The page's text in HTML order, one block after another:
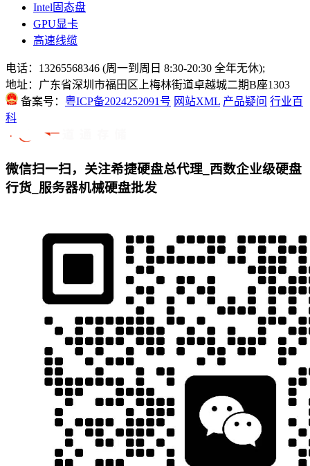
Intel固态盘
GPU显卡
高速线缆
电话：13265568346 (周一到周日 8:30-20:30 全年无休);
地址：广东省深圳市福田区上梅林街道卓越城二期B座1303
备案号： 粤ICP备2024252091号 网站XML 产品疑问 行业百
科
微信扫一扫，关注希捷硬盘总代理_西数企业级硬盘
行货_服务器机械硬盘批发